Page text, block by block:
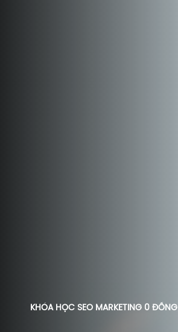
KHÓA HỌC SEO MARKETING 0 ĐỒNG